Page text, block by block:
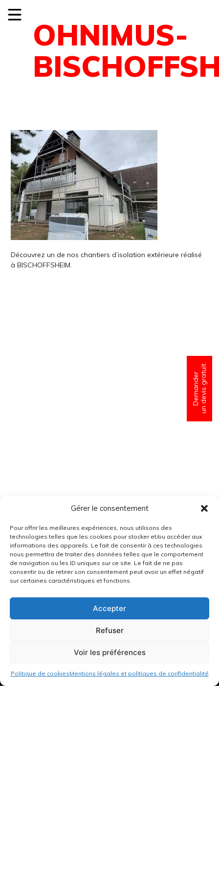
Gérer le consentement
Pour offrir les meilleures expériences, nous utilisons des
technologies telles que les cookies pour stocker et/ou accéder aux
informations des appareils. Le fait de consentir à ces technologies
nous permettra de traiter des données telles que le comportement
de navigation ou les ID uniques sur ce site. Le fait de ne pas
consentir ou de retirer son consentement peut avoir un effet négatif
sur certaines caractéristiques et fonctions.
Accepter
Refuser
Voir les préférences
Politique de cookiesMentions légales et politiques de confidentialité
Demanderun devis gratuit
OHNIMUS-
Découvrez un de nos chantiers d’isolation extérieure réalisé
à BISCHOFFSHEIM.